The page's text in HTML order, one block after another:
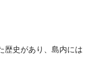
歴史があり、島内には